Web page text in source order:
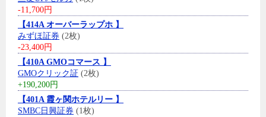
-11,700円
【414A オーバーラップホ 】
みずほ証券 (2枚)
-23,400円
【410A GMOコマース 】
GMOクリック証 (2枚)
+190,200円
【401A 霞ヶ関ホテルリー 】
SMBC日興証券 (1枚)